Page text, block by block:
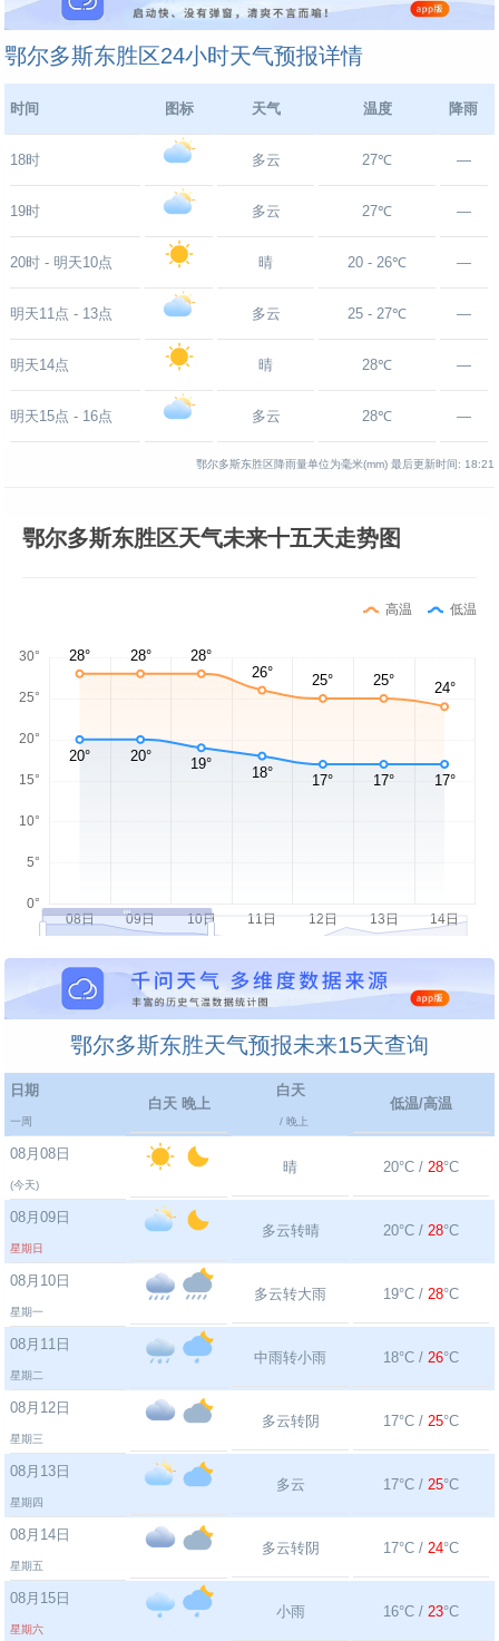
鄂尔多斯东胜区24小时天气预报详情
时间 图标 天气 温度 降雨
18时 多云 27℃ —
19时 多云 27℃ —
20时 - 明天10点 晴 20 - 26℃ —
明天11点 - 13点 多云 25 - 27℃ —
明天14点 晴 28℃ —
明天15点 - 16点 多云 28℃ —
鄂尔多斯东胜区降雨量单位为毫米(mm) 最后更新时间: 18:21
鄂尔多斯东胜区天气未来十五天走势图
高温 低温
鄂尔多斯东胜天气预报未来15天查询
日期
一周
白天 晚上
白天
/ 晚上
低温/高温
08月08日
(今天)
晴 20°C / 28°C
08月09日
星期日
多云转晴 20°C / 28°C
08月10日
星期一
多云转大雨 19°C / 28°C
08月11日
星期二
中雨转小雨 18°C / 26°C
08月12日
星期三
多云转阴 17°C / 25°C
08月13日
星期四
多云 17°C / 25°C
08月14日
星期五
多云转阴 17°C / 24°C
08月15日
星期六
小雨 16°C / 23°C